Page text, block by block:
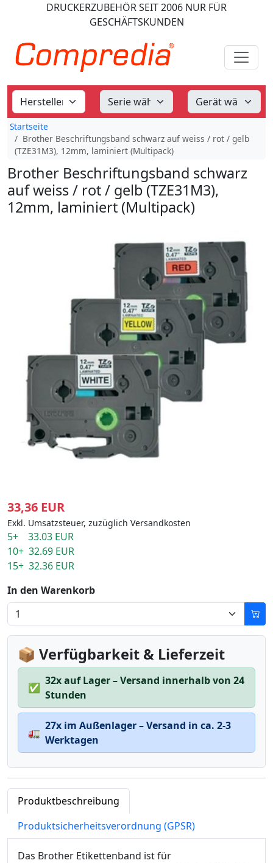
DRUCKERZUBEHÖRSEIT 2006 NUR FÜR
GESCHÄFTSKUNDEN
Startseite
Brother Beschriftungsband schwarz auf weiss / rot / gelb
(TZE31M3), 12mm, laminiert (Multipack)
Brother Beschriftungsband schwarz
auf weiss / rot / gelb (TZE31M3),
12mm, laminiert (Multipack)
33,36 EUR
Exkl. Umsatzsteuer, zuzüglich Versandkosten
5+ 33.03 EUR
10+ 32.69 EUR
15+ 32.36 EUR
In den Warenkorb
📦 Verfügbarkeit & Lieferzeit
✅
32x auf Lager – Versand innerhalb von 24
Stunden
🚛
27x im Außenlager – Versand in ca. 2-3
Werktagen
Produktbeschreibung
Produktsicherheitsverordnung (GPSR)
Das Brother Etikettenband ist für